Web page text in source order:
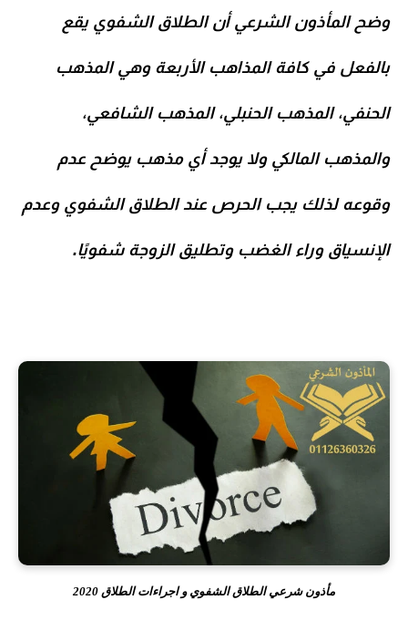
وضح المأذون الشرعي أن الطلاق الشفوي يقع
بالفعل في كافة المذاهب الأربعة وهي المذهب
الحنفي، المذهب الحنبلي، المذهب الشافعي،
والمذهب المالكي ولا يوجد أي مذهب يوضح عدم
وقوعه لذلك يجب الحرص عند الطلاق الشفوي وعدم
الإنسياق وراء الغضب وتطليق الزوجة شفويًا.
مأذون شرعي الطلاق الشفوي و اجراءات الطلاق 2020